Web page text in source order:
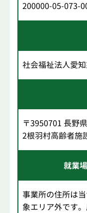
200000-05-073-
社会福祉法人愛
〒3950701 長野
2根羽村高齢者施
就業
事業所の住所は
象エリア外です